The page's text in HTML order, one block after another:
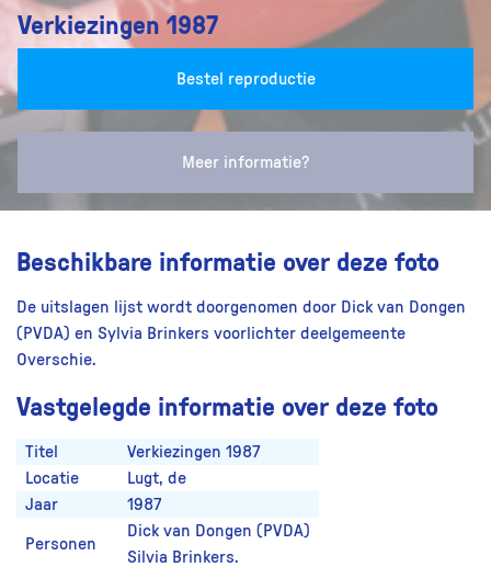
Verkiezingen 1987
Bestel reproductie
Meer informatie?
Beschikbare informatie over deze foto
De uitslagen lijst wordt doorgenomen door Dick van Dongen
(PVDA) en Sylvia Brinkers voorlichter deelgemeente
Overschie.
Vastgelegde informatie over deze foto
Titel
Verkiezingen 1987
Locatie
Lugt, de
Jaar
1987
Personen
Dick van Dongen (PVDA)
Silvia Brinkers.